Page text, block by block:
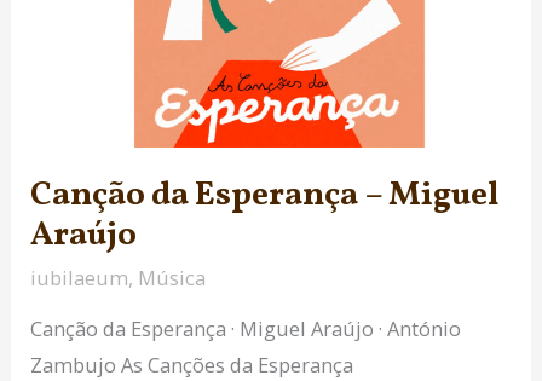
Canção da Esperança – Miguel
Araújo
iubilaeum, Música
Canção da Esperança · Miguel Araújo · António
Zambujo As Canções da Esperança